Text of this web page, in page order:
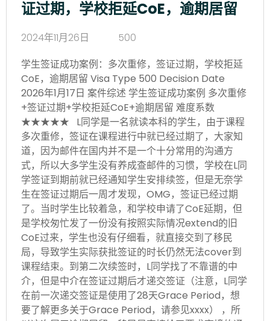
证过期，学校拒延CoE，逾期居留
2024年11月26日
500
学生签证成功案例：多次重修，签证过期，学校拒延
CoE，逾期居留 Visa Type 500 Decision Date
2026年1月17日 案件综述 学生签证成功案例 多次重修
+签证过期+学校拒延CoE+逾期居留 难度系数
★★★★★ L同学是一名就读本科的学生，由于课程
多次重修，签证在课程进行中就已经过期了，大家知
道，因为邮件在国内并不是一个十分常用的沟通方
式，所以大多学生没有养成查邮件的习惯，学校在L同
学签证到期前就已经通知学生安排续签，但是无奈学
生在签证过期后一周才发现，OMG，签证已经过期
了。当时学生比较着急，和学校申请了CoE延期，但
是学校匆忙发了一份没有按照实际情况extend的旧
CoE过来，学生也没有仔细看，就直接交到了移民
局，导致学生实际获批签证的时长仍然无法cover到
课程结束。到第二次续签时，L同学找了不靠谱的中
介，但是中介在签证过期后才递交签证（注意，L同学
在前一次递交签证是使用了28天Grace Period，想
要了解更多关于Grace Period，请参见xxxx） ，所